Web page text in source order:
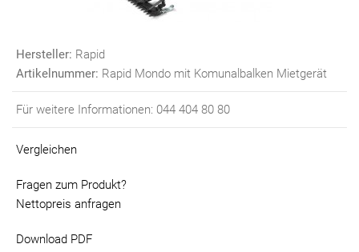
Hersteller: Rapid
Artikelnummer: Rapid Mondo mit Komunalbalken Mietgerät
Für weitere Informationen: 044 404 80 80
Vergleichen
Fragen zum Produkt?
Nettopreis anfragen
Download PDF